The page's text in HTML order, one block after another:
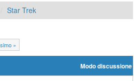
Star Trek
»
Modo discussione